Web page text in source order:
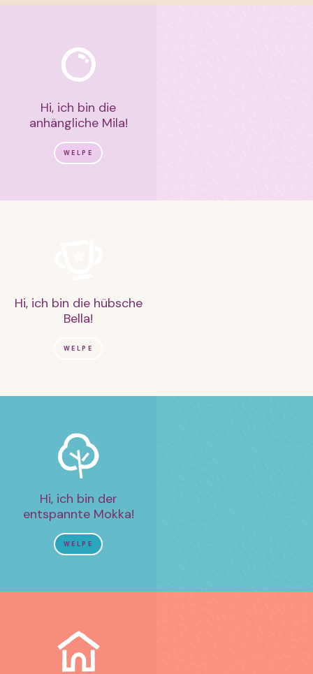
Hi, ich bin die
anhängliche Mila!
WELPE
Hi, ich bin die hübsche
Bella!
WELPE
Hi, ich bin der
entspannte Mokka!
WELPE